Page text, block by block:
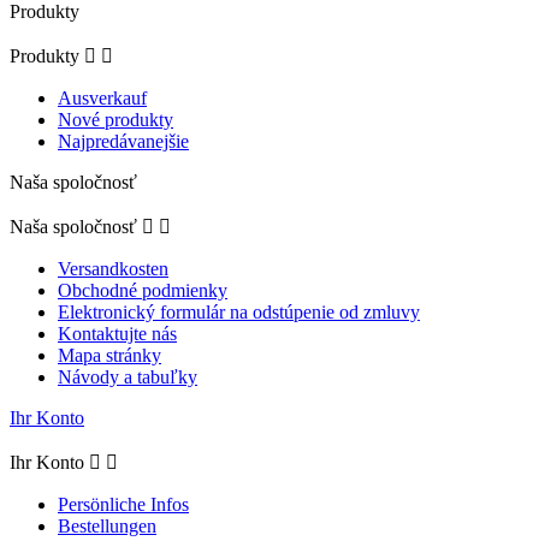
Produkty
Produkty  
Ausverkauf
Nové produkty
Najpredávanejšie
Naša spoločnosť
Naša spoločnosť  
Versandkosten
Obchodné podmienky
Elektronický formulár na odstúpenie od zmluvy
Kontaktujte nás
Mapa stránky
Návody a tabuľky
Ihr Konto
Ihr Konto  
Persönliche Infos
Bestellungen